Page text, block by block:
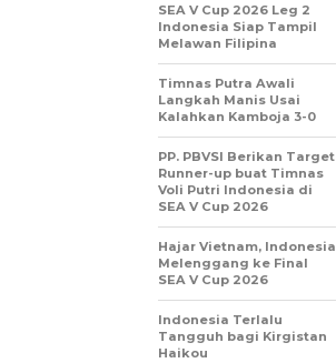
SEA V Cup 2026 Leg 2
Indonesia Siap Tampil
Melawan Filipina
Timnas Putra Awali
Langkah Manis Usai
Kalahkan Kamboja 3-0
PP. PBVSI Berikan Target
Runner-up buat Timnas
Voli Putri Indonesia di
SEA V Cup 2026
Hajar Vietnam, Indonesia
Melenggang ke Final
SEA V Cup 2026
Indonesia Terlalu
Tangguh bagi Kirgistan
Haikou